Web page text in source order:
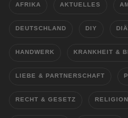
AFRIKA AKTUELLES
DEUTSCHLAND DIY
HANDWERK KRANKHEIT &
LIEBE & PARTNERSCHAFT
RECHT & GESETZ RELIGION